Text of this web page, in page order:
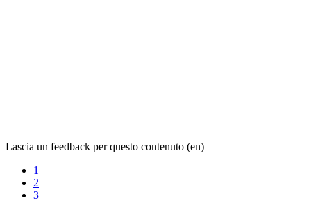
Lascia un feedback per questo contenuto (en)
1
2
3